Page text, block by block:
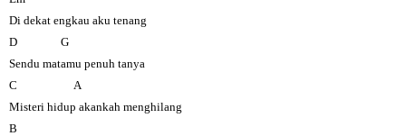
Di dekat engkau aku tenang
D G
Sendu matamu penuh tanya
C A
Misteri hidup akankah menghilang
B